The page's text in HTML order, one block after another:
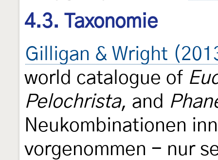
4.3. Taxonomie
Gilligan & Wright
world catalogue of
Pelochrista, and
Neukombinationen
vorgenommen - nur